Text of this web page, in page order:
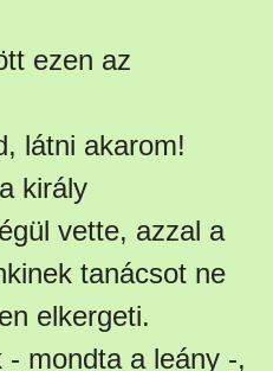
ezen az
látni akarom!
király
vette, azzal a
tanácsot ne
elkergeti.
mondta a leány -,